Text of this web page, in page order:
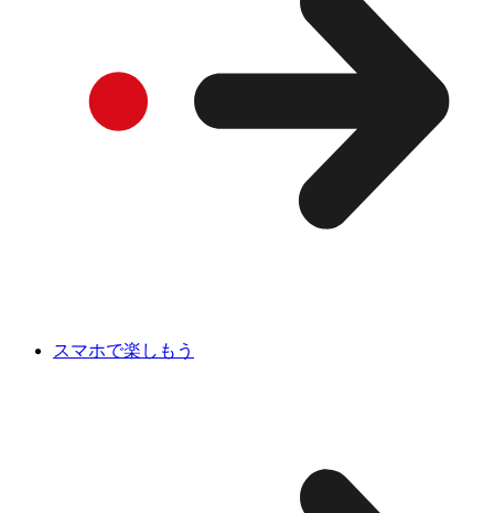
スマホで楽しもう